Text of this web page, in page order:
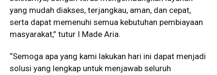
yang mudah diakses, terjangkau, aman, dan cepat,
serta dapat memenuhi semua kebutuhan pembiayaan
masyarakat,” tutur I Made Aria.
“Semoga apa yang kami lakukan hari ini dapat menjadi
solusi yang lengkap untuk menjawab seluruh